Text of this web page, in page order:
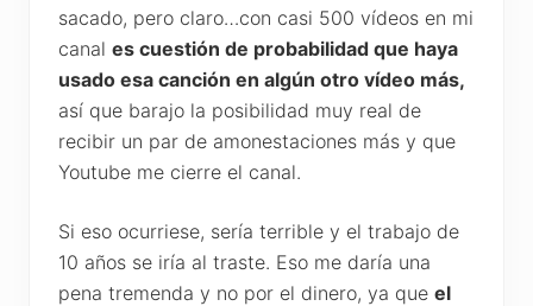
sacado, pero claro…con casi 500 vídeos en mi
canal es cuestión de probabilidad que haya
usado esa canción en algún otro vídeo más,
así que barajo la posibilidad muy real de
recibir un par de amonestaciones más y que
Youtube me cierre el canal.
Si eso ocurriese, sería terrible y el trabajo de
10 años se iría al traste. Eso me daría una
pena tremenda y no por el dinero, ya que el